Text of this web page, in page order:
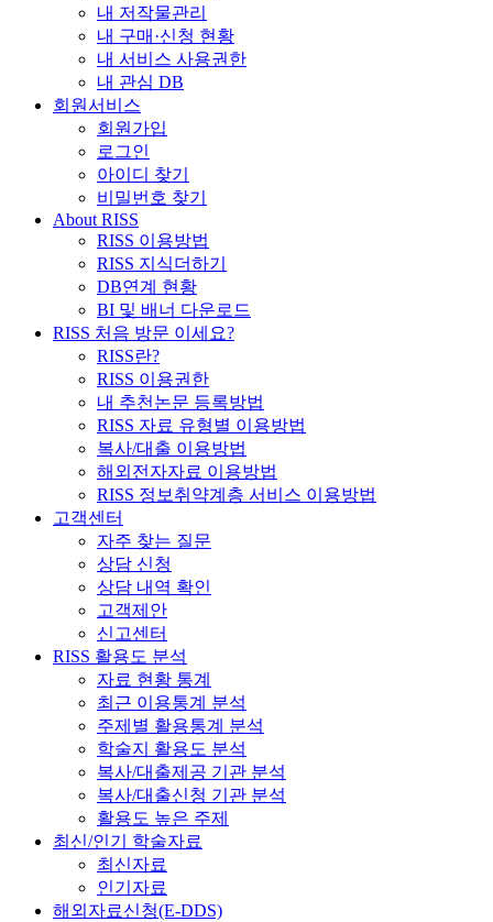
내 저작물관리
내 구매·신청 현황
내 서비스 사용권한
내 관심 DB
회원서비스
회원가입
로그인
아이디 찾기
비밀번호 찾기
About RISS
RISS 이용방법
RISS 지식더하기
DB연계 현황
BI 및 배너 다운로드
RISS 처음 방문 이세요?
RISS란?
RISS 이용권한
내 추천논문 등록방법
RISS 자료 유형별 이용방법
복사/대출 이용방법
해외전자자료 이용방법
RISS 정보취약계층 서비스 이용방법
고객센터
자주 찾는 질문
상담 신청
상담 내역 확인
고객제안
신고센터
RISS 활용도 분석
자료 현황 통계
최근 이용통계 분석
주제별 활용통계 분석
학술지 활용도 분석
복사/대출제공 기관 분석
복사/대출신청 기관 분석
활용도 높은 주제
최신/인기 학술자료
최신자료
인기자료
해외자료신청(E-DDS)